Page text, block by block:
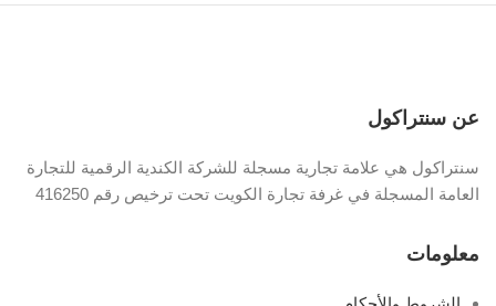
عن سنتراكول
سنتراكول هي علامة تجارية مسجلة للشركة الكندية الرقمية للتجارة
العامة المسجلة في غرفة تجارة الكويت تحت ترخيص رقم 416250
معلومات